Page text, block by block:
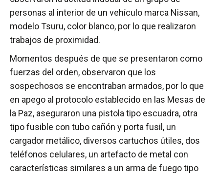
personas al interior de un vehículo marca Nissan,
modelo Tsuru, color blanco, por lo que realizaron
trabajos de proximidad.
Momentos después de que se presentaron como
fuerzas del orden, observaron que los
sospechosos se encontraban armados, por lo que
en apego al protocolo establecido en las Mesas de
la Paz, aseguraron una pistola tipo escuadra, otra
tipo fusible con tubo cañón y porta fusil, un
cargador metálico, diversos cartuchos útiles, dos
teléfonos celulares, un artefacto de metal con
características similares a un arma de fuego tipo